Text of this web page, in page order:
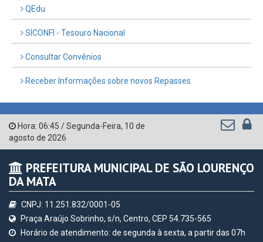
Confederação Nacional de Municípios - CNM
QEdu
SICONFI - Tesouro Nacional
Consultar Convênios
Hora:
PREFEITURA MUNICIPAL DE SÃO LOURENÇO
DA MATA
CNPJ: 11.251.832/0001-05
Praça Araújo Sobrinho, s/n, Centro, CEP 54.735-565